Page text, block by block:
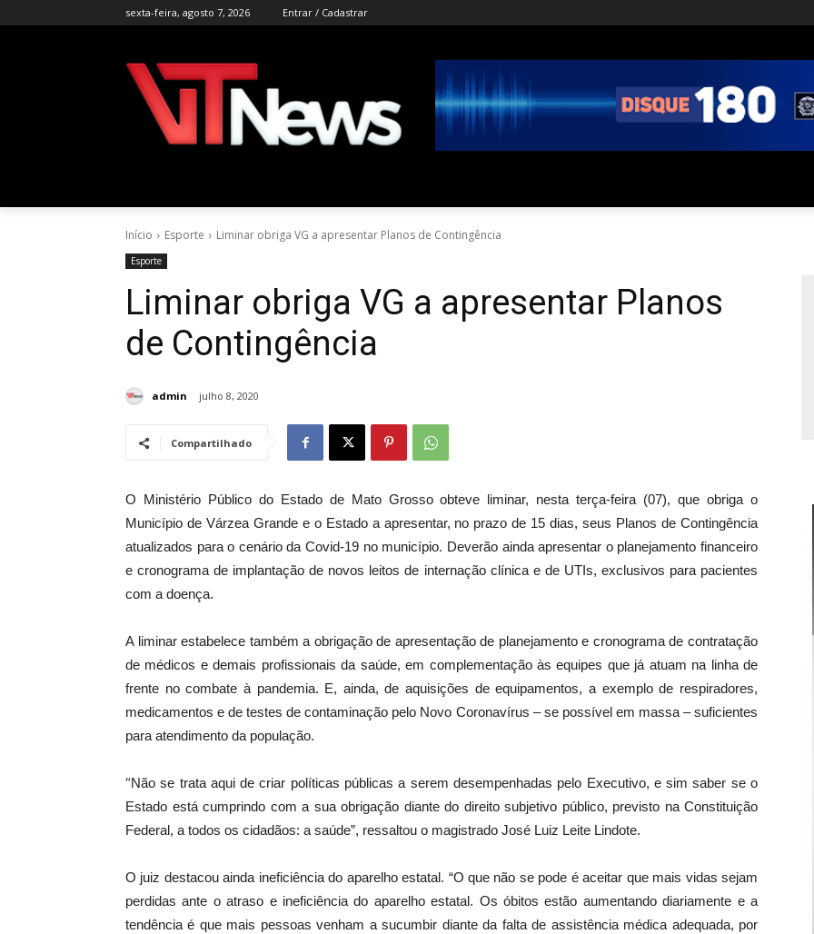
sexta-feira, agosto 7, 2026 Entrar / Cadastrar
Início Esporte Liminar obriga VG a apresentar Planos de Contingência
Esporte
Liminar obriga VG a apresentar Planos
de Contingência
admin julho 8, 2020
Compartilhado
O Ministério Público do Estado de Mato Grosso obteve liminar, nesta terça-feira (07), que obriga o
Município de Várzea Grande e o Estado a apresentar, no prazo de 15 dias, seus Planos de Contingência
atualizados para o cenário da Covid-19 no município. Deverão ainda apresentar o planejamento financeiro
e cronograma de implantação de novos leitos de internação clínica e de UTIs, exclusivos para pacientes
com a doença.
A liminar estabelece também a obrigação de apresentação de planejamento e cronograma de contratação
de médicos e demais profissionais da saúde, em complementação às equipes que já atuam na linha de
frente no combate à pandemia. E, ainda, de aquisições de equipamentos, a exemplo de respiradores,
medicamentos e de testes de contaminação pelo Novo Coronavírus – se possível em massa – suficientes
para atendimento da população.
“Não se trata aqui de criar políticas públicas a serem desempenhadas pelo Executivo, e sim saber se o
Estado está cumprindo com a sua obrigação diante do direito subjetivo público, previsto na Constituição
Federal, a todos os cidadãos: a saúde”, ressaltou o magistrado José Luiz Leite Lindote.
O juiz destacou ainda ineficiência do aparelho estatal. “O que não se pode é aceitar que mais vidas sejam
perdidas ante o atraso e ineficiência do aparelho estatal. Os óbitos estão aumentando diariamente e a
tendência é que mais pessoas venham a sucumbir diante da falta de assistência médica adequada, por